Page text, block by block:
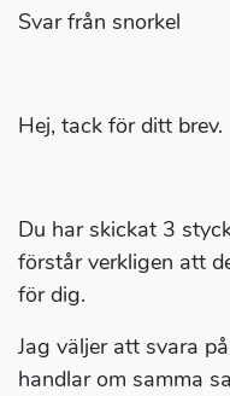
Svar från snorkel
Hej, tack för ditt brev.
Du har skickat 3
förstår verkligen att
för dig.
Jag väljer att svara
handlar om samma